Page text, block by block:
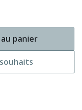
panier